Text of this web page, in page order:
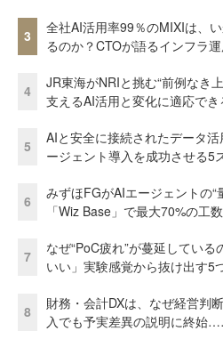
3
全社AI活用率99％のMIXIは、
るのか？CTOが語るインフラ
4
JR東海がNRIと挑む“前例なき
支えるAI活用と変化に適応で
5
AIと安全に接続されたデータ
ージェント導入を成功させる5
6
みずほFGがAIエージェントの
「Wiz Base」で最大70%の工
7
なぜ“PoC疲れ”が蔓延してい
いい」実験感覚から抜け出す5
8
財務・会計DXは、なぜ経営
入でも予実差異の説明に終始